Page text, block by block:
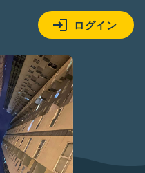
ログイン